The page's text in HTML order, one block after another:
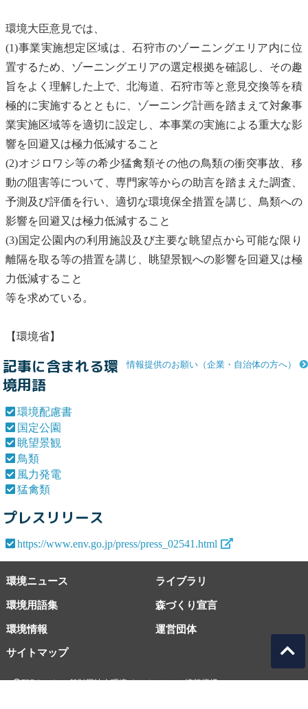
環境大臣意見では、
(1)事業実施想定区域は、石狩市のゾーニングエリア内に位
置するため、ゾーニングエリアの選定根拠を確認し、その趣
旨をよく理解した上で、北海道、石狩市等と意見交換等を積
極的に実施するとともに、ゾーニング計画を踏まえて対象事
業実施区域等を適切に設定し、本事業の実施による重大な影
響を回避又は極力低減すること
(2)オジロワシ等の希少猛禽類その他の鳥類の衝突事故、移
動の阻害等について、専門家等からの助言を踏まえた調査、
予測及び評価を行い、適切な環境保全措置を講じ、 鳥類への
影響を回避又は極力低減すること
(3)国定公園 内の利用施設及び主要な眺望点から可能な限り
離隔を取る等の措置を講じ、
眺望景観への影響を回避又は極
力低減すること
等を求めている。
【環境省】
情報提供のお願い（企業・自治体の方へ）
記事に含まれる環
境用語
環境配慮書
国定公園
眺望景観
鳥類
風力発電
猛禽類
プレスリリース
https://www.env.go.jp/press/press_02541.html
環境ニュース ライブラリ
環境用語集 森づくり宣言
環境情報
サイトマップ
運営団体
EICネット 一般財団法人環境イノベーション情報機構